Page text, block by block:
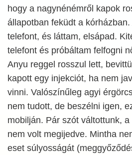
hogy a nagynénémről kapok
állapotban feküdt a
telefont, és láttam, elsápad.
telefont és próbáltam felfogni
Anyu reggel rosszul lett,
kapott egy injekciót, ha nem
vinni. Valószínűleg agyi
nem tudott, de beszélni igen,
mobilján. Pár szót váltottunk,
nem volt megijedve. Mintha
eset súlyosságát